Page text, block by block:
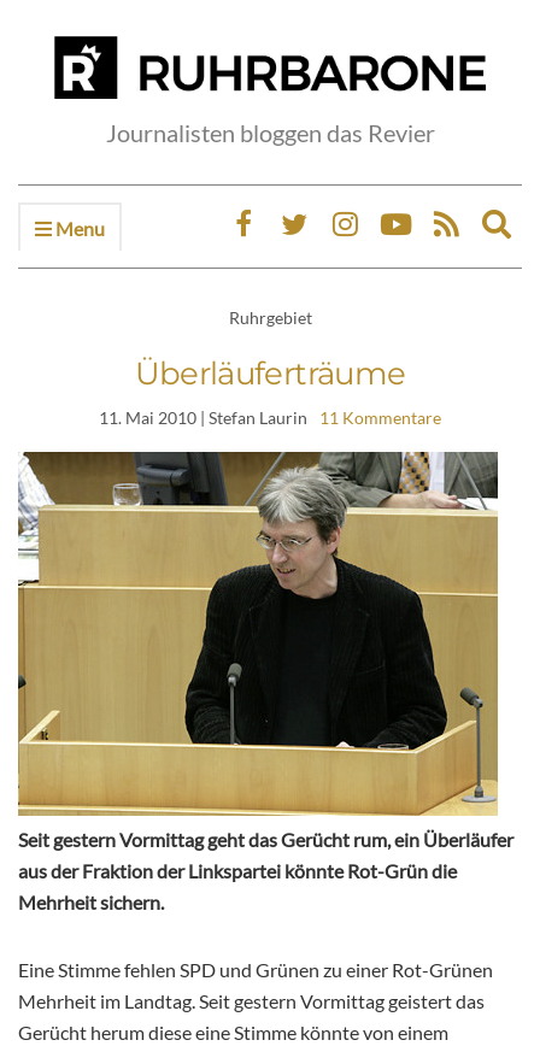
Journalisten bloggen das Revier
Menu
Ruhrgebiet
Überläuferträume
11. Mai 2010 | Stefan Laurin 11 Kommentare
Seit gestern Vormittag geht das Gerücht rum, ein Überläufer
aus der Fraktion der Linkspartei könnte Rot-Grün die
Mehrheit sichern.
Eine Stimme fehlen SPD und Grünen zu einer Rot-Grünen
Mehrheit im Landtag. Seit gestern Vormittag geistert das
Gerücht herum diese eine Stimme könnte von einem